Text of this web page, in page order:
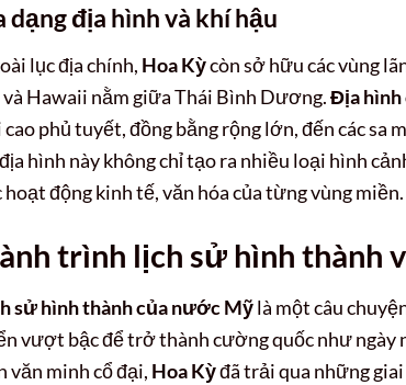
dạng địa hình và khí hậu
lục địa chính, Hoa Kỳcòn sở hữu các vùng
và Hawaii nằm giữa Thái Bình Dương.Địa
cao phủ tuyết, đồng bằng rộng lớn, đến các sa
hình này không chỉ tạo ra nhiều loại hình
hoạt động kinh tế, văn hóa của từng vùng miền.
trình lịch sử hình thành
sử hình thành của nước Mỹlà một câu
vượt bậc để trở thành cường quốc như ngày
văn minh cổ đại, Hoa Kỳđã trải qua những giai